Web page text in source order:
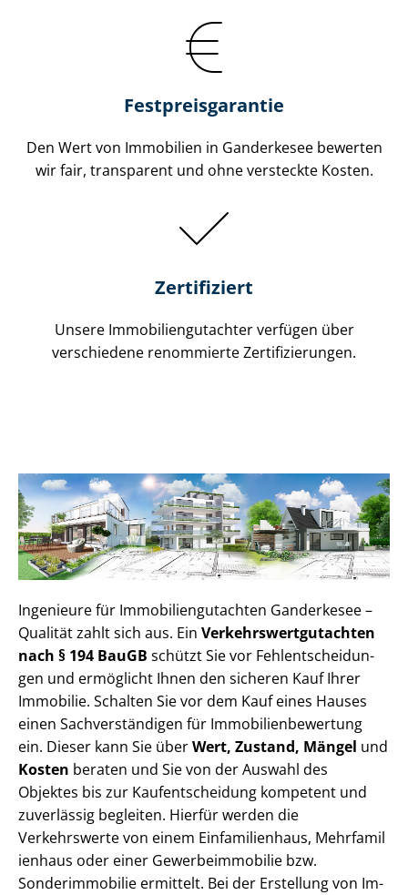
Festpreis​garantie
Den Wert von Immobilien in Ganderkesee bewerten
wir fair, transparent und ohne versteckte Kosten.
Zertifiziert
Unsere Immobilien­gutachter verfügen über
verschiedene renommierte Zer­ti­fi­zie­run­gen.
Ingenieure für Im­mo­bi­li­en­gut­ach­ten Ganderkesee –
Qualität zahlt sich aus. Ein Ver­kehrs­wert­gut­ach­ten
nach § 194 BauGB schützt Sie vor Fehl­ent­schei­dun­
gen und ermöglicht Ihnen den sicheren Kauf Ihrer
Immobilie. Schalten Sie vor dem Kauf eines Hauses
einen Sach­ver­stän­di­gen für Im­mo­bi­li­en­be­wer­tung
ein. Dieser kann Sie überWert, Zustand, Mängel und
Kosten beraten und Sie von der Auswahl des
Objektes bis zur Kauf­ent­schei­dung kompetent und
zuverlässig begleiten. Hierfür werden die
Verkehrswerte von einem Einfamilienhaus, Mehr­fa­mi­l
i­en­haus oder einer Ge­wer­be­im­mo­bi­lie bzw.
Sonderimmobilie ermittelt. Bei der Erstellung von Im­